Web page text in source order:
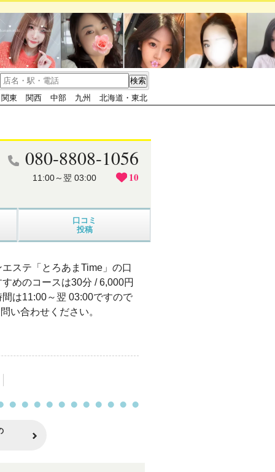
関東 関西 中部 九州 北海道・東北
080-8808-1056
11:00～翌 03:00 10
口コミ
投稿
ステ「とろあまTime」の口
めのコースは30分 / 6,000円
は11:00～翌 03:00ですので
い合わせください。